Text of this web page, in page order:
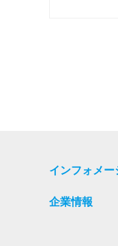
インフォメー
企業情報